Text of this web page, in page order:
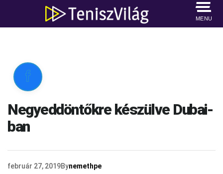
MENU

Negyeddöntőkre készülve Dubai-
ban
február 27, 2019Bynemethpe